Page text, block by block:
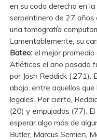
en su codo derecho en
serpentinero de 27 años
una tomografía
Lamentablemente, su
Bateo: el mejor
Atléticos el año pasado
por Josh Reddick (.271).
abajo, entre aquellos
legales. Por cierto,
(20) y empujadas (77).
esperar algo más de
Butler, Marcus Semien,